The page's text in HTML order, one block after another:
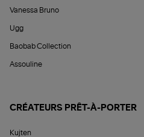
Vanessa Bruno
Ugg
Baobab Collection
Assouline
CRÉATEURS PRÊT-À-PORTER
Kujten